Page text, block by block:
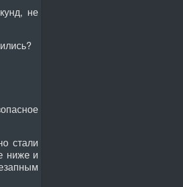
не
стали
ниже и